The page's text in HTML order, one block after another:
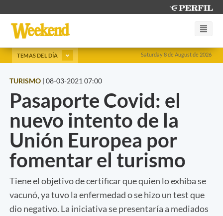
Saturday 8 de August de 2026
TEMAS DEL DÍA
TURISMO | 08-03-2021 07:00
Pasaporte Covid: el
nuevo intento de la
Unión Europea por
fomentar el turismo
Tiene el objetivo de certificar que quien lo exhiba se
vacunó, ya tuvo la enfermedad o se hizo un test que
dio negativo. La iniciativa se presentaría a mediados